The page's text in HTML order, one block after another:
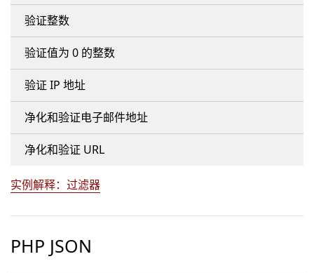
验证整数
验证值为 0 的整数
验证 IP 地址
净化和验证电子邮件地址
净化和验证 URL
实例解释：过滤器
PHP JSON